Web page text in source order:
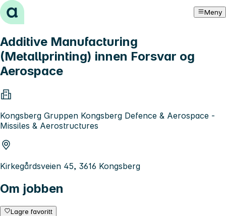
Hopp til innhold Meny
Additive Manufacturing
(Metallprinting) innen Forsvar og
Aerospace
Kongsberg Gruppen Kongsberg Defence & Aerospace -
Missiles & Aerostructures
Kirkegårdsveien 45, 3616 Kongsberg
Om jobben
Lagre favoritt